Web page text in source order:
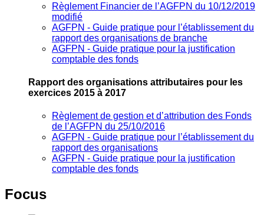
Règlement Financier de l’AGFPN du 10/12/2019
modifié
AGFPN ‐ Guide pratique pour l’établissement du
rapport des organisations de branche
AGFPN ‐ Guide pratique pour la justification
comptable des fonds
Rapport des organisations attributaires pour les
exercices 2015 à 2017
Règlement de gestion et d’attribution des Fonds
de l’AGFPN du 25/10/2016
AGFPN ‐ Guide pratique pour l’établissement du
rapport des organisations
AGFPN ‐ Guide pratique pour la justification
comptable des fonds
Focus